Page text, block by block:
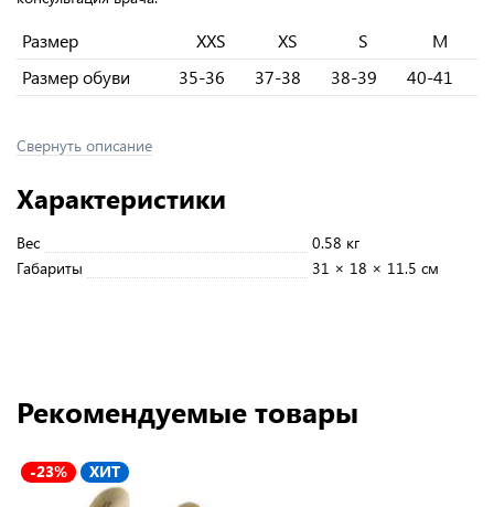
Размер XXS XS S
M
Размер обуви
35-36 37-38 38-39 40-41
Свернуть описание
Характеристики
Вес
0.58 кг
Габариты
31 × 18 × 11.5 см
Рекомендуемые товары
-23% ХИТ